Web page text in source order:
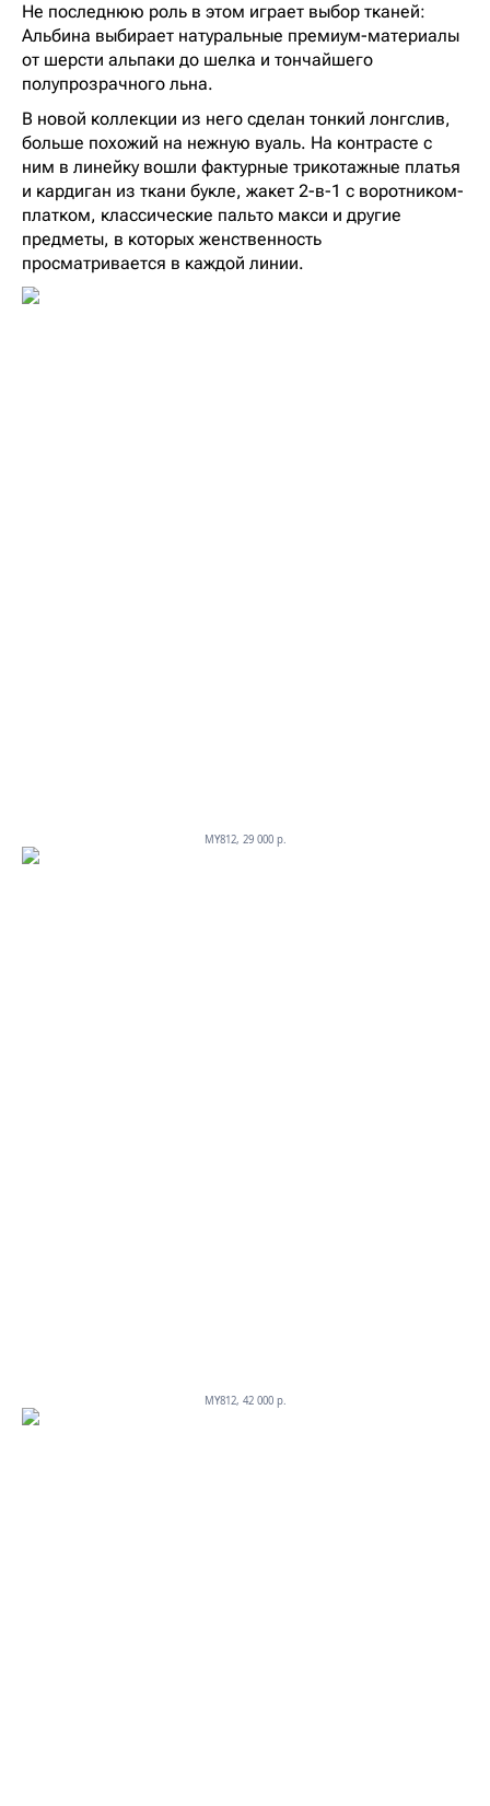
Не последнюю роль в этом играет выбор тканей:
Альбина выбирает натуральные премиум-материалы
от шерсти альпаки до шелка и тончайшего
полупрозрачного льна.
В новой коллекции из него сделан тонкий лонгслив,
больше похожий на нежную вуаль. На контрасте с
ним в линейку вошли фактурные трикотажные платья
и кардиган из ткани букле, жакет 2-в-1 с воротником-
платком, классические пальто макси и другие
предметы, в которых женственность
просматривается в каждой линии.
MY812, 29 000 p.
MY812, 42 000 p.